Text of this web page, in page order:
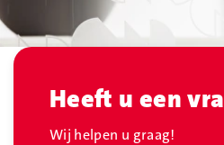
Heeft u een
Wij helpen u graag!